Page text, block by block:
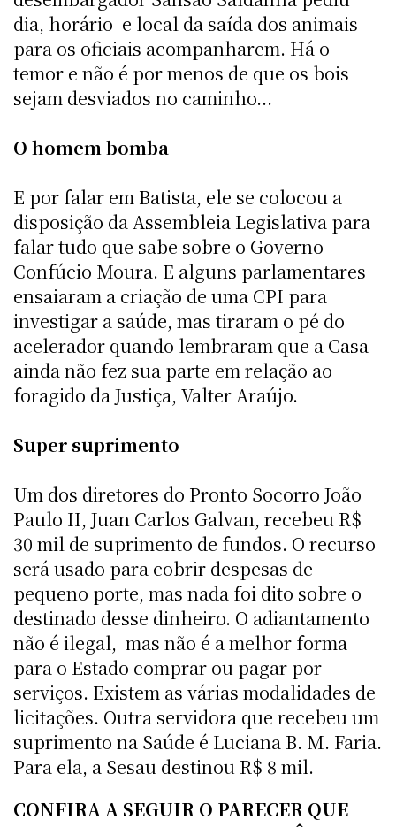
dia, horário e local da saída dos animais
para os oficiais acompanharem. Há o
temor e não é por menos de que os bois
sejam desviados no caminho...
O homem bomba
E por falar em Batista, ele se colocou a
disposição da Assembleia Legislativa para
falar tudo que sabe sobre o Governo
Confúcio Moura. E alguns parlamentares
ensaiaram a criação de uma CPI para
investigar a saúde, mas tiraram o pé do
acelerador quando lembraram que a Casa
ainda não fez sua parte em relação ao
foragido da Justiça, Valter Araújo.
Super suprimento
Um dos diretores do Pronto Socorro João
Paulo II, Juan Carlos Galvan, recebeu R$
30 mil de suprimento de fundos. O recurso
será usado para cobrir despesas de
pequeno porte, mas nada foi dito sobre o
destinado desse dinheiro. O adiantamento
não é ilegal, mas não é a melhor forma
para o Estado comprar ou pagar por
serviços. Existem as várias modalidades de
licitações. Outra servidora que recebeu um
suprimento na Saúde é Luciana B. M. Faria.
Para ela, a Sesau destinou R$ 8 mil.
CONFIRA A SEGUIR O PARECER QUE